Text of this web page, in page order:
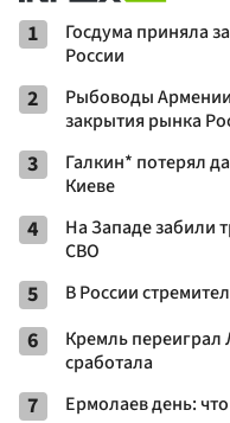
1
Госдума приняла
России
2
Рыбоводы
закрытия рынка
3
Галкин* потерял
Киеве
4
На Западе забили
СВО
5 В России
6
Кремль переиграл
сработала
7 Ермолаев день: